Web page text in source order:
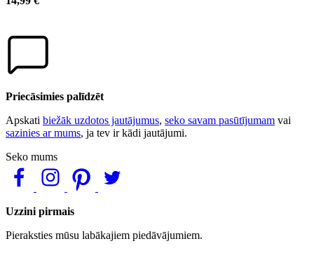
Priecāsimies palīdzēt
Apskati biežāk uzdotos jautājumus, seko savam pasūtījumam vai
sazinies ar mums, ja tev ir kādi jautājumi.
Seko mums
Uzzini pirmais
Pieraksties mūsu labākajiem piedāvājumiem.